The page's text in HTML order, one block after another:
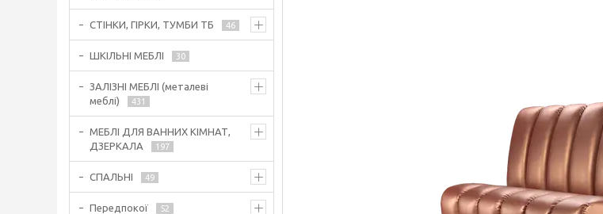
СТІНКИ, ГІРКИ, ТУМБИ ТБ 46
ШКІЛЬНІ МЕБЛІ 30
ЗАЛІЗНІ МЕБЛІ (металеві
меблі)
431
МЕБЛІ ДЛЯ ВАННИХ КІМНАТ,
ДЗЕРКАЛА
197
СПАЛЬНІ 49
Передпокої 52